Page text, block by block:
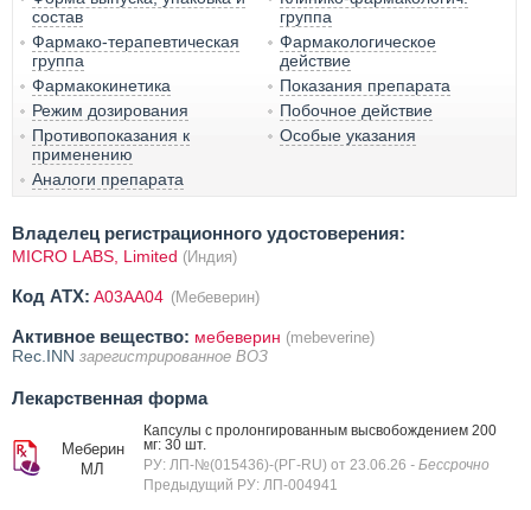
состав
группа
Фармако-терапевтическая
группа
Фармакологическое
действие
Фармакокинетика
Показания препарата
Режим дозирования
Побочное действие
Противопоказания к
применению
Особые указания
Аналоги препарата
Владелец регистрационного удостоверения:
MICRO LABS, Limited (Индия)
Код ATX: A03AA04 (Мебеверин)
Активное вещество: мебеверин (mebeverine)
Rec.INN зарегистрированное ВОЗ
Лекарственная форма
Меберин
МЛ
Капсулы с пролонгированным высвобождением 200
мг: 30 шт.
РУ: ЛП-№(015436)-(РГ-RU) от 23.06.26 - Бессрочно
Предыдущий РУ: ЛП-004941